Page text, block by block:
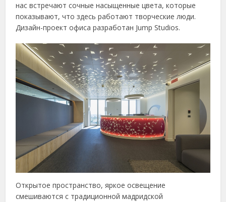
нас встречают сочные насыщенные цвета, которые
показывают, что здесь работают творческие люди.
Дизайн-проект офиса разработан Jump Studios.
Открытое пространство, яркое освещение
смешиваются с традиционной мадридской